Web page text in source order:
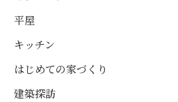
平屋
キッチン
はじめての家づくり
建築探訪